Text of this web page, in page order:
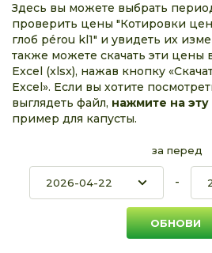
Здесь вы можете выбрать
проверить цены "Котировки
глоб pérou kl1" и увидеть их
также можете скачать эти цены
Excel (xlsx), нажав кнопку
Excel». Если вы хотите
выглядеть файл, нажмите на
пример для капусты.
за перед
-